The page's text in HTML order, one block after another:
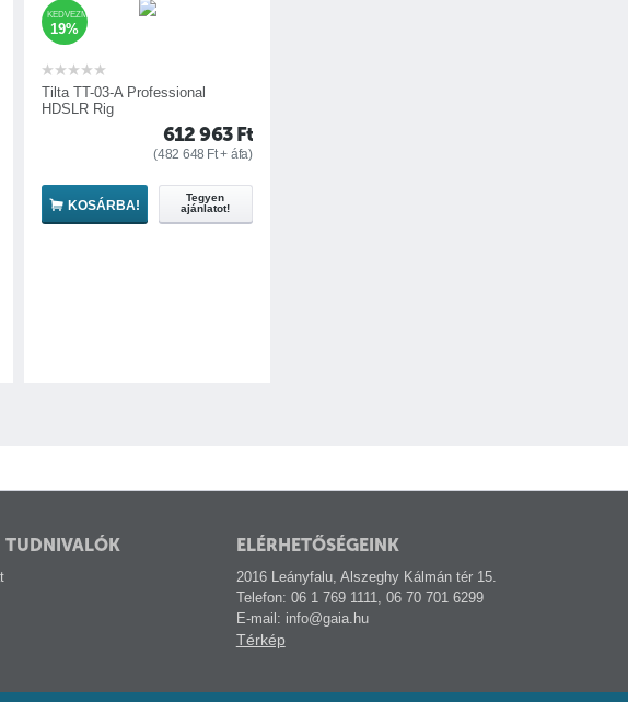
KEDVEZMÉNY
19%
Tilta TT-03-A Professional
HDSLR Rig
612 963 Ft
(482 648 Ft+ áfa)
KOSÁRBA!
Tegyen
ajánlatot!
TUDNIVALÓK ELÉRHETŐSÉGEINK
2016 Leányfalu, Alszeghy Kálmán tér 15.
Telefon: 06 1 769 1111, 06 70 701 6299
E-mail: info@gaia.hu
Térkép